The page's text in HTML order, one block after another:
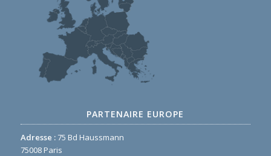
PARTENAIRE EUROPE
Adresse :75 Bd Haussmann
75008 Paris